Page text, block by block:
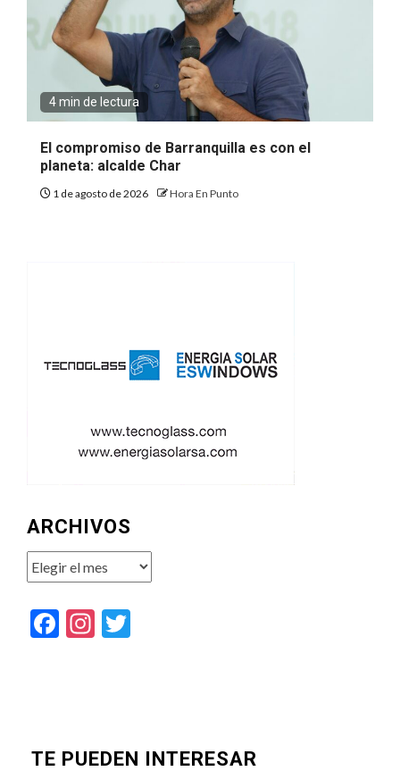
4 min de lectura
El compromiso de Barranquilla es con el
planeta: alcalde Char
1 de agosto de 2026 Hora En Punto
ARCHIVOS
Archivos
Facebook
Instagram
TE PUEDEN INTERESAR